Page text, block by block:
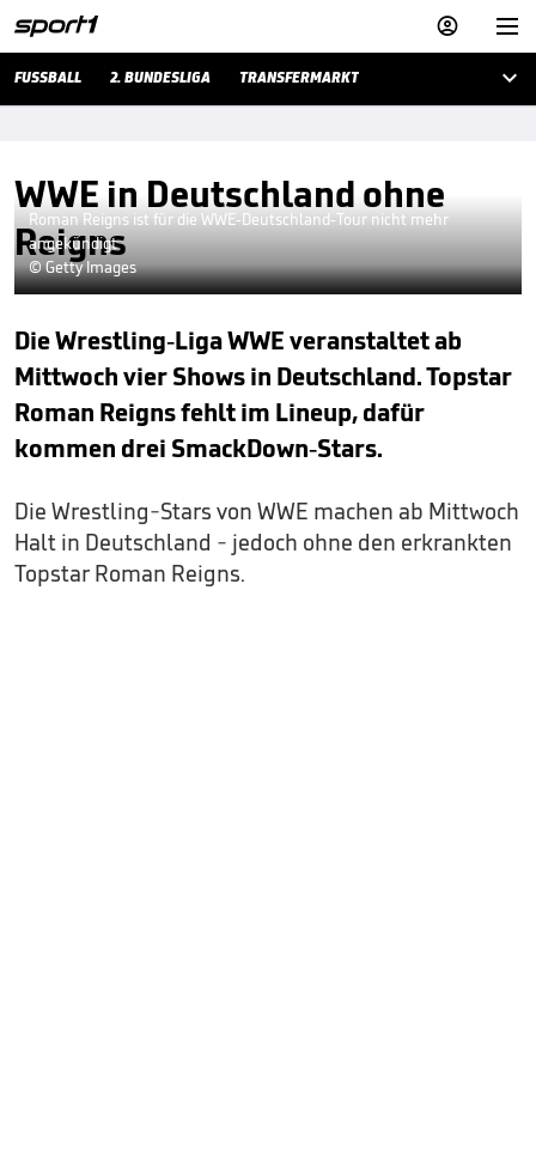


FUSSBALL 2. BUNDESLIGA TRANSFERMARKT 
WWE in Deutschland ohne
Reigns
Roman Reigns ist für die WWE-Deutschland-Tour nicht mehr
angekündigt
© Getty Images
Die Wrestling-Liga WWE veranstaltet ab
Mittwoch vier Shows in Deutschland. Topstar
Roman Reigns fehlt im Lineup, dafür
kommen drei SmackDown-Stars.
Die Wrestling-Stars von WWE machen ab Mittwoch
Halt in Deutschland - jedoch ohne den erkrankten
Topstar Roman Reigns.